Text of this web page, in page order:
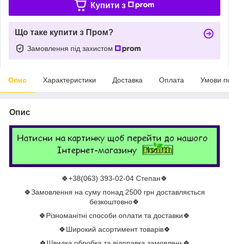
Купити з
Що таке купити з Пром?
Замовлення під захистом
Опис Характеристики Доставка Оплата Умови
Опис
🍀+38(063) 393-02-04 Степан🍀
🍀Замовлення на суму понад 2500 грн доставляється
безкоштовно🍀
🍀Різноманітні способи оплати та доставки🍀
🍀Широкий асортимент товарів🍀